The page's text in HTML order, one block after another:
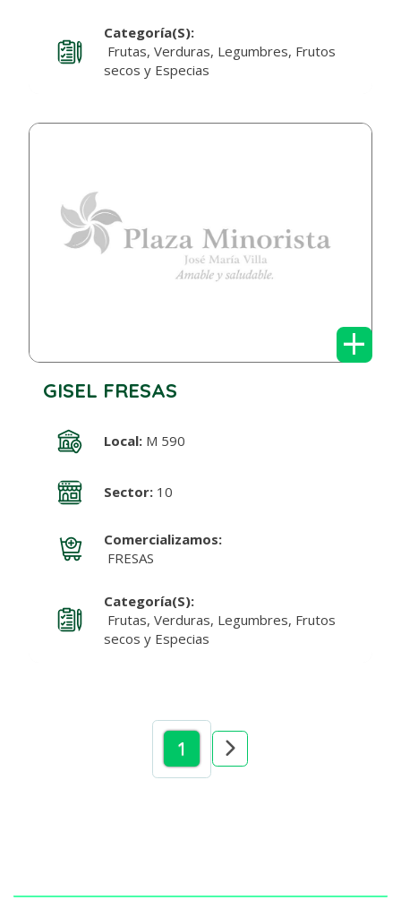
Categoría(s):
Frutas, Verduras, Legumbres, Frutos
secos y Especias
+
GISEL FRESAS
Local:M 590
Sector:10
Comercializamos:
FRESAS
Categoría(s):
Frutas, Verduras, Legumbres, Frutos
secos y Especias
1